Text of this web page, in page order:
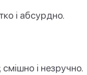
і абсурдно.
і незручно.